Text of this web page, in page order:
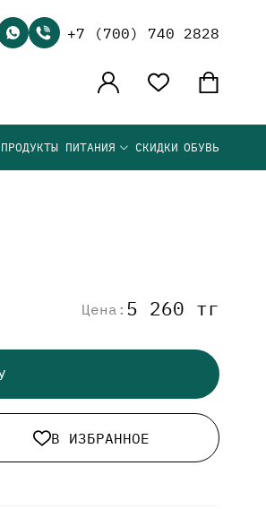
+7 (700) 740 2828
ПРОДУКТЫ ПИТАНИЯ СКИДКИ ОБУВЬ
Цена: 5 260 тг
В ИЗБРАННОЕ